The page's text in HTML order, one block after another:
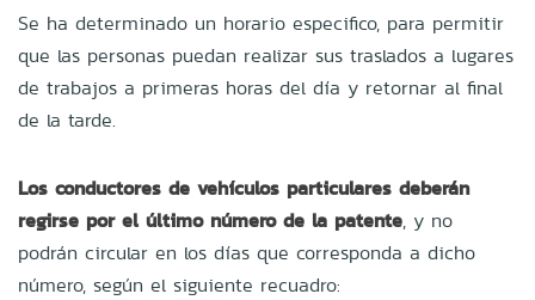
Se ha determinado un horario especifico, para permitir
que las personas puedan realizar sus traslados a lugares
de trabajos a primeras horas del día y retornar al final
de la tarde.
Los conductores de vehículos particulares deberán
regirse por el último número de la patente, y no
podrán circular en los días que corresponda a dicho
número, según el siguiente recuadro: